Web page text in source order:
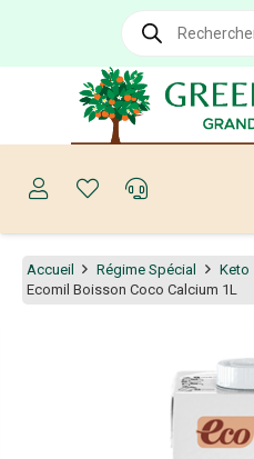
Recherche
produits
Accueil Régime Spécial Keto
Ecomil Boisson Coco Calcium 1L